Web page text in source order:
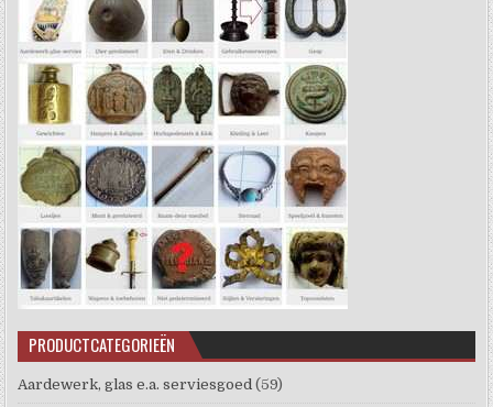
PRODUCTCATEGORIEËN
Aardewerk, glas e.a. serviesgoed (59)